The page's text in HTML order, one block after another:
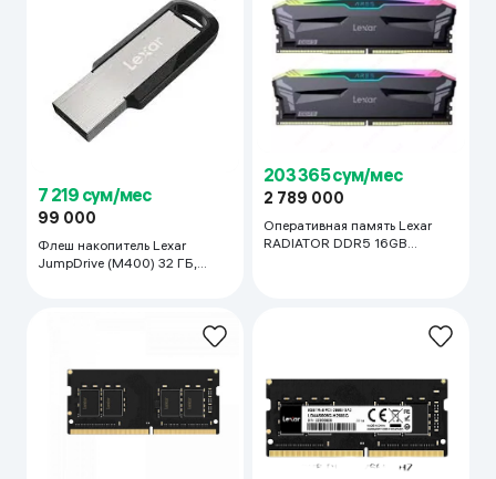
7 219 сум/мес
99 000
Флеш накопитель Lexar
JumpDrive (M400) 32 ГБ,
203 365 сум/мес
2 789 000
Оперативная память Lexar
RADIATOR DDR5 16GB